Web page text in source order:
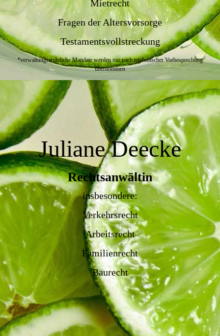
Mietrecht
Fragen der Altersvorsorge
Testamentsvollstreckung
*verwaltungsrechtliche Mandate werden nur nachtelefonischer Vorbesprechung
übernommen
Juliane Deecke
Rechtsanwältin
insbesondere:
Verkehrsrecht
Arbeitsrecht
Familienrecht
Baurecht